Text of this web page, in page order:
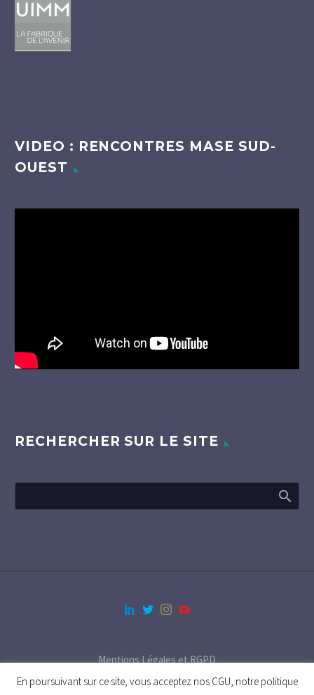
VIDEO : RENCONTRES MASE SUD-
OUEST
RECHERCHER SUR LE SITE
Mentions Légales et RGPD
En poursuivant sur ce site, vous acceptez nos CGU, notre politique